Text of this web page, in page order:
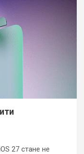
27 стане не